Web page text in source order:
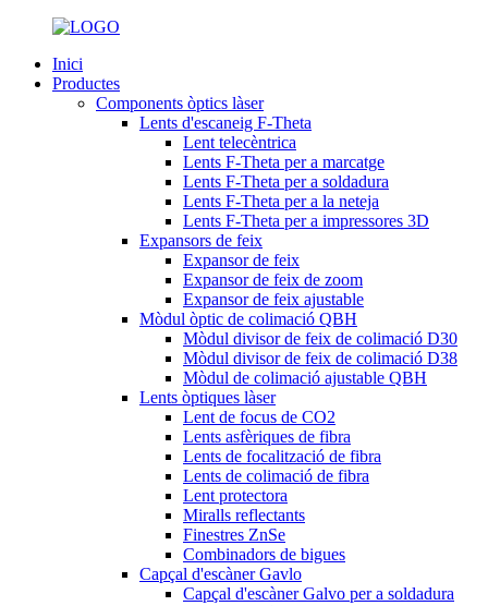
Inici
Productes
Components òptics làser
Lents d'escaneig F-Theta
Lent telecèntrica
Lents F-Theta per a marcatge
Lents F-Theta per a soldadura
Lents F-Theta per a la neteja
Lents F-Theta per a impressores 3D
Expansors de feix
Expansor de feix
Expansor de feix de zoom
Expansor de feix ajustable
Mòdul òptic de colimació QBH
Mòdul divisor de feix de colimació D30
Mòdul divisor de feix de colimació D38
Mòdul de colimació ajustable QBH
Lents òptiques làser
Lent de focus de CO2
Lents asfèriques de fibra
Lents de focalització de fibra
Lents de colimació de fibra
Lent protectora
Miralls reflectants
Finestres ZnSe
Combinadors de bigues
Capçal d'escàner Gavlo
Capçal d'escàner Galvo per a soldadura